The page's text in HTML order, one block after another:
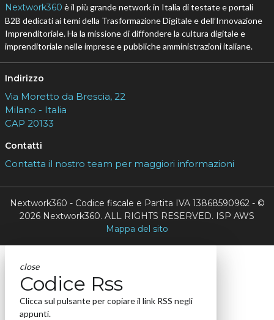
Nextwork360 è il più grande network in Italia di testate e portali
B2B dedicati ai temi della Trasformazione Digitale e dell’Innovazione
Imprenditoriale. Ha la missione di diffondere la cultura digitale e
imprenditoriale nelle imprese e pubbliche amministrazioni italiane.
Indirizzo
Via Moretto da Brescia, 22
Milano - Italia
CAP 20133
Contatti
Contatta il nostro team per maggiori informazioni
Nextwork360 - Codice fiscale e Partita IVA 13868590962 - ©
2026 Nextwork360. ALL RIGHTS RESERVED. ISP AWS
Mappa del sito
close
Codice Rss
Clicca sul pulsante per copiare il link RSS negli
appunti.